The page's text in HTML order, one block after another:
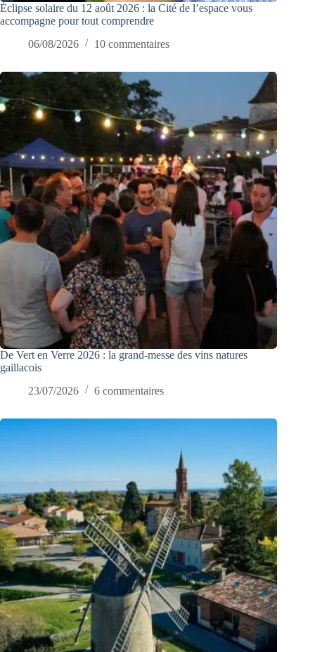
Éclipse solaire du 12 août 2026 : la Cité de l’espace vous
accompagne pour tout comprendre
06/08/2026
10 commentaires
De Vert en Verre 2026 : la grand-messe des vins natures
gaillacois
23/07/2026
6 commentaires